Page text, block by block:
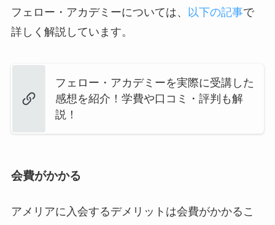
フェロー・アカデミーについては、 以下の記事で
詳しく解説しています。
フェロー・アカデミーを実際に受講した
感想を紹介！学費や口コミ・評判も解
説！
会費がかかる
アメリアに入会するデメリットは会費がかかるこ